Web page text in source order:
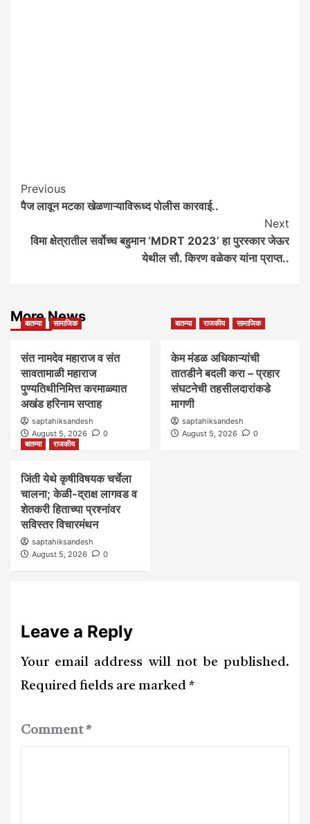
Post
Navigation
Previous
पैज लावून मटका खेळणाऱ्याविरूध्द पोलीस कारवाई..
Next
विमा क्षेत्रातील सर्वोच्च बहुमान ‘MDRT 2023’ हा पुरस्कार जेऊर
येथील सौ. किरण वळेकर यांना प्राप्त..
More News
बातम्या सामाजिक
संत नामदेव महाराज व संत
सावतामाळी महाराज
पुण्यतिथीनिमित्त करमाळ्यात
अखंड हरिनाम सप्ताह
saptahiksandesh
August 5, 2026
0
बातम्या राजकीय सामाजिक
केम मंडळ अधिकाऱ्यांची
तातडीने बदली करा – प्रहार
संघटनेची तहसीलदारांकडे
मागणी
saptahiksandesh
August 5, 2026
0
बातम्या
राजकीय
जिंती येथे कृषीविषयक चर्चेला
चालना; केळी-द्राक्ष लागवड व
शेतकरी हिताच्या प्रश्नांवर
सविस्तर विचारमंथन
saptahiksandesh
August 5, 2026
0
Leave a Reply
Your email address will not be published.
Required fields are marked *
Comment*